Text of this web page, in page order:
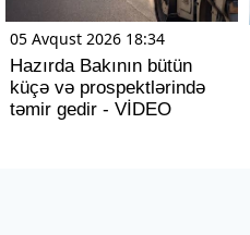
05 Avqust 2026 18:34
Hazırda Bakının bütün
küçə və prospektlərində
təmir gedir - VİDEO